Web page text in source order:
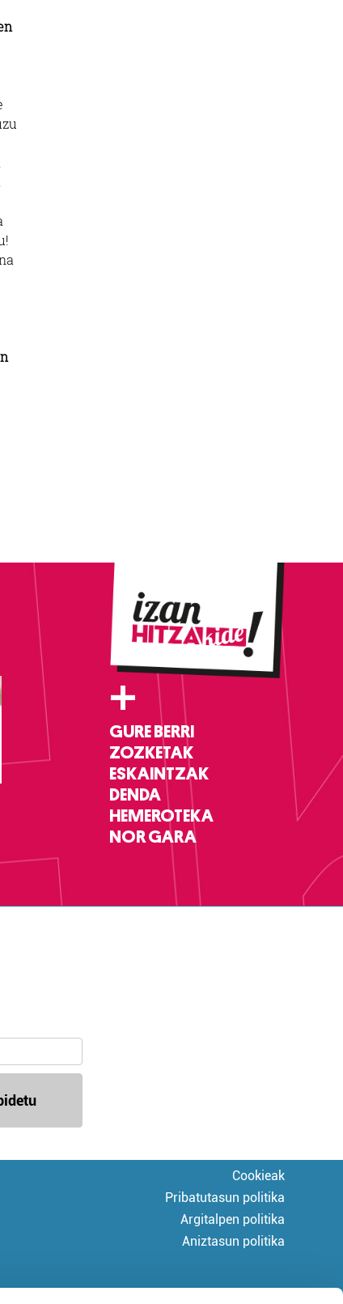
+
GURE BERRI
ZOZKETAK
ESKAINTZAK
DENDA
HEMEROTEKA
NOR GARA
Cookieak
Pribatutasun politika
Argitalpen politika
Aniztasun politika